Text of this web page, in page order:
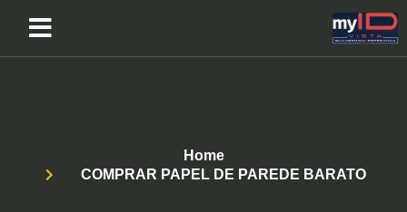
Home
COMPRAR PAPEL DE PAREDE BARATO